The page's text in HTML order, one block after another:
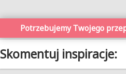
Potrzebujemy Twojego
Skomentuj inspiracje: